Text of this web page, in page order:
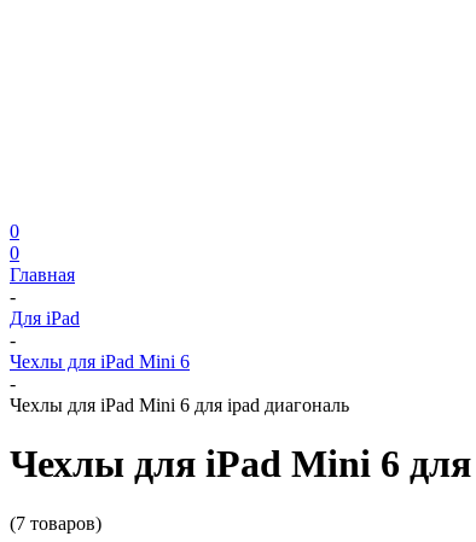
0
0
Главная
-
Для iPad
-
Чехлы для iPad Mini 6
-
Чехлы для iPad Mini 6 для ipad диагональ
Чехлы для iPad Mini 6 для
(7 товаров)